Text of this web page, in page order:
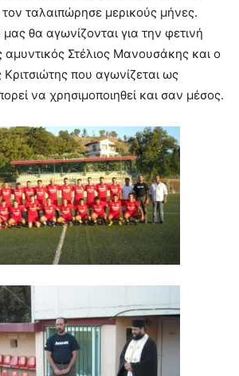
ταλαιπώρησε μερικούς μήνες.
θα αγωνίζονται για την φετινή
Στέλιος Μανουσάκης και ο
που αγωνίζεται ως
να χρησιμοποιηθεί και σαν μέσος.